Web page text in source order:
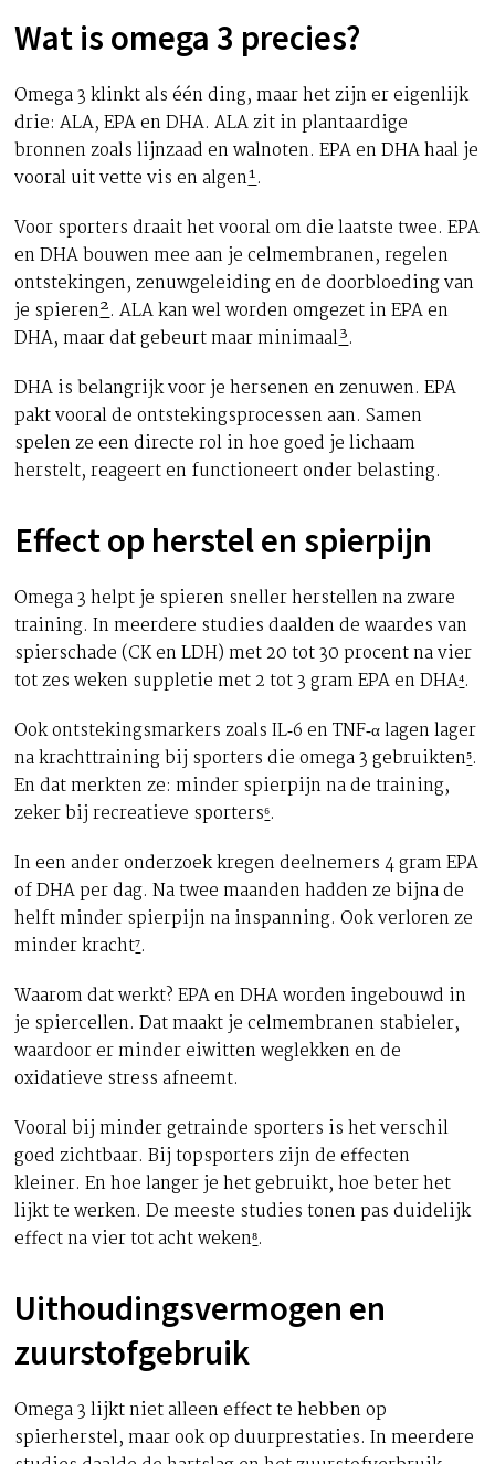
Wat is omega 3 precies?
Omega 3 klinkt als één ding, maar het zijn er eigenlijk
drie: ALA, EPA en DHA. ALA zit in plantaardige
bronnen zoals lijnzaad en walnoten. EPA en DHA haal je
vooral uit vette vis en algen¹.
Voor sporters draait het vooral om die laatste twee. EPA
en DHA bouwen mee aan je celmembranen, regelen
ontstekingen, zenuwgeleiding en de doorbloeding van
je spieren². ALA kan wel worden omgezet in EPA en
DHA, maar dat gebeurt maar minimaal³.
DHA is belangrijk voor je hersenen en zenuwen. EPA
pakt vooral de ontstekingsprocessen aan. Samen
spelen ze een directe rol in hoe goed je lichaam
herstelt, reageert en functioneert onder belasting.
Effect op herstel en spierpijn
Omega 3 helpt je spieren sneller herstellen na zware
training. In meerdere studies daalden de waardes van
spierschade (CK en LDH) met 20 tot 30 procent na vier
tot zes weken suppletie met 2 tot 3 gram EPA en DHA⁴.
Ook ontstekingsmarkers zoals IL‑6 en TNF‑α lagen lager
na krachttraining bij sporters die omega 3 gebruikten⁵.
En dat merkten ze: minder spierpijn na de training,
zeker bij recreatieve sporters⁶.
In een ander onderzoek kregen deelnemers 4 gram EPA
of DHA per dag. Na twee maanden hadden ze bijna de
helft minder spierpijn na inspanning. Ook verloren ze
minder kracht⁷.
Waarom dat werkt? EPA en DHA worden ingebouwd in
je spiercellen. Dat maakt je celmembranen stabieler,
waardoor er minder eiwitten weglekken en de
oxidatieve stress afneemt.
Vooral bij minder getrainde sporters is het verschil
goed zichtbaar. Bij topsporters zijn de effecten
kleiner. En hoe langer je het gebruikt, hoe beter het
lijkt te werken. De meeste studies tonen pas duidelijk
effect na vier tot acht weken⁸.
Uithoudingsvermogen en
zuurstofgebruik
Omega 3 lijkt niet alleen effect te hebben op
spierherstel, maar ook op duurprestaties. In meerdere